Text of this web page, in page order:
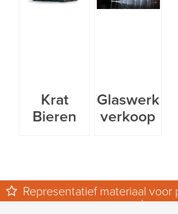
Krat
Bieren
Glaswerk
verkoop
Representatief materiaal voor
events.